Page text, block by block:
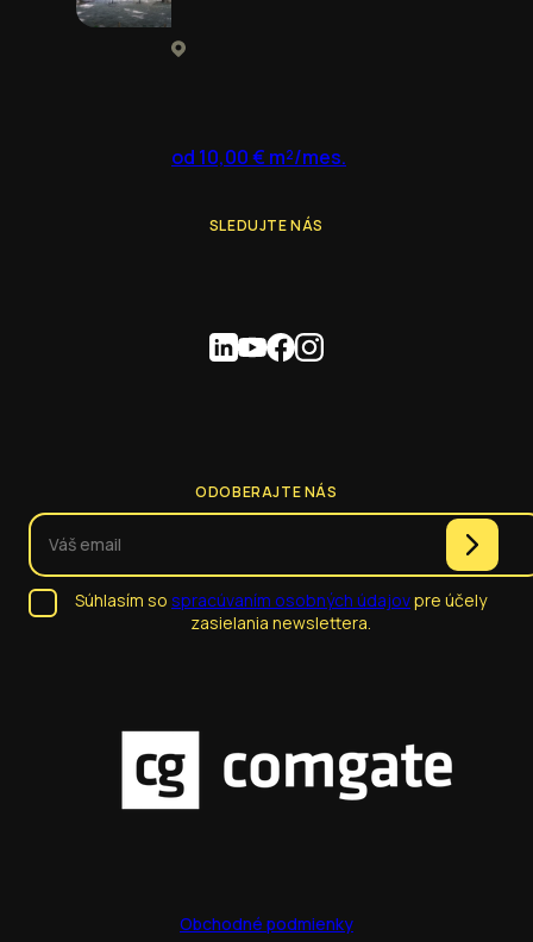
od 10,00 € m²/mes.
SLEDUJTE NÁS
ODOBERAJTE NÁS
Súhlasím so spracúvaním osobných údajovpre účely
zasielania newslettera.
Obchodné podmienky